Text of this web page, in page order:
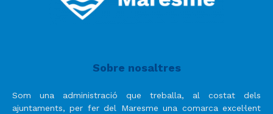
Sobre nosaltres
Som una administració que treballa, al costat dels
ajuntaments, per fer del Maresme una comarca excel·lent